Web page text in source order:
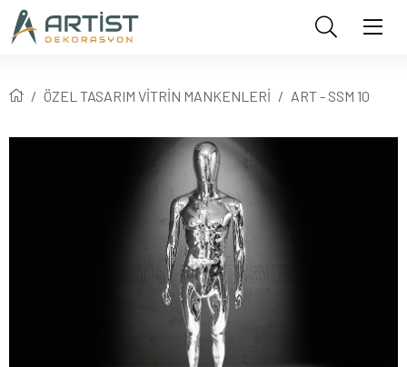
ÖZEL TASARIM VİTRİN MANKENLERİ ART - SSM 10